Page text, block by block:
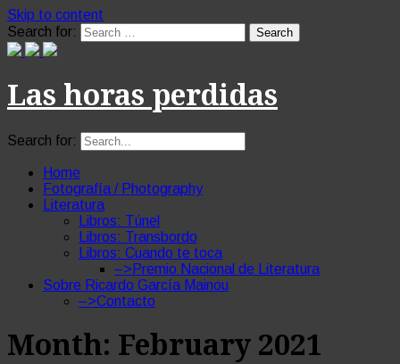
Skip to content
Search for:
Las horas perdidas
Search for:
Home
Fotografía / Photography
Literatura
Libros: Túnel
Libros: Transbordo
Libros: Cuando te toca
–>Premio Nacional de Literatura
Sobre Ricardo García Mainou
–>Contacto
Month: February 2021